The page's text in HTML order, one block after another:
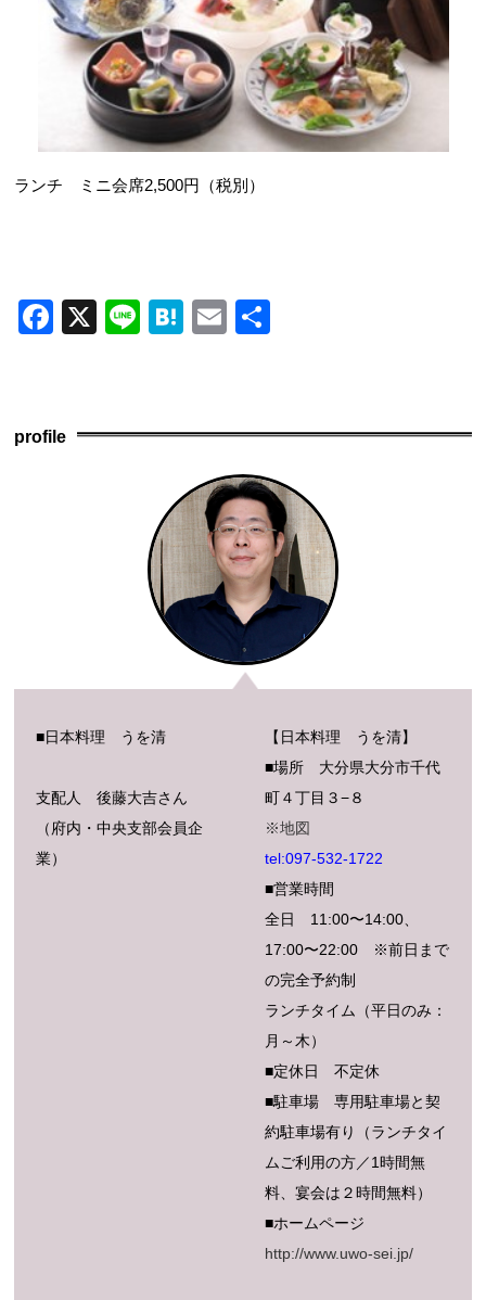
ランチ ミニ会席2,500円（税別）
F
e
b
X
Li
H
E
profile
■日本料理 うを清
支配人 後藤大吉さん
（府内・中央支部会員企
業）
【日本料理 うを清】
■場所 大分県大分市千代
町４丁目３−８
※地図
tel:097-532-1722
■営業時間
全日 11:00〜14:00、
17:00〜22:00 ※前日まで
の完全予約制
ランチタイム（平日のみ：
月～木）
■定休日 不定休
■駐車場 専用駐車場と契
約駐車場有り（ランチタイ
ムご利用の方／1時間無
料、宴会は２時間無料）
■ホームページ
http://www.uwo-sei.jp/